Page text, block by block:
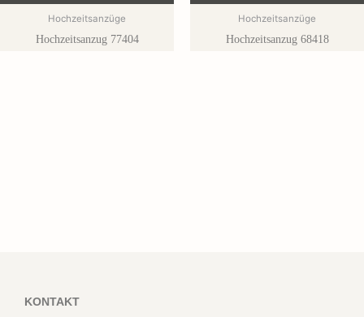
Hochzeitsanzüge
Hochzeitsanzug 77404
Hochzeitsanzüge
Hochzeitsanzug 68418
KONTAKT